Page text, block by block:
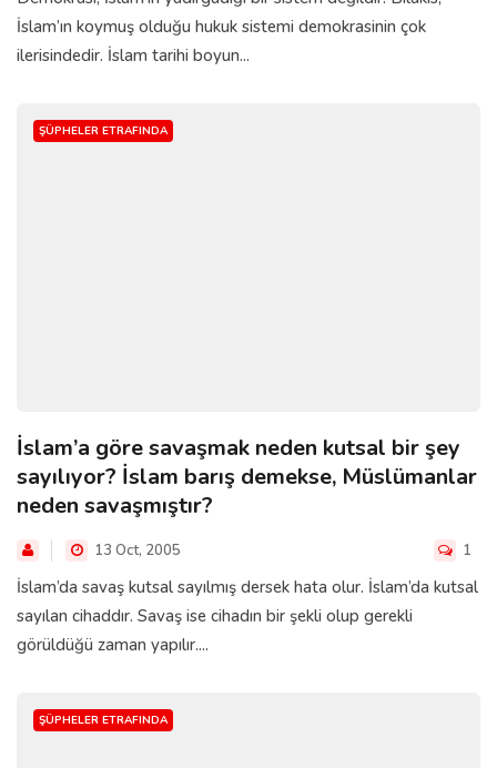
İslam’ın koymuş olduğu hukuk sistemi demokrasinin çok
ilerisindedir. İslam tarihi boyun...
ŞÜPHELER ETRAFINDA
İslam’a göre savaşmak neden kutsal bir şey
sayılıyor? İslam barış demekse, Müslümanlar
neden savaşmıştır?
13 Oct, 2005 1
İslam’da savaş kutsal sayılmış dersek hata olur. İslam’da kutsal
sayılan cihaddır. Savaş ise cihadın bir şekli olup gerekli
görüldüğü zaman yapılır....
ŞÜPHELER ETRAFINDA